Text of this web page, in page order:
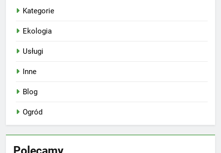
Kategorie
Ekologia
Usługi
Inne
Blog
Ogród